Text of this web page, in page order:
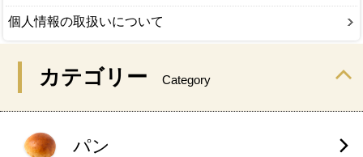
個人情報の取扱いについて
カテゴリー Category
パン